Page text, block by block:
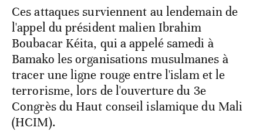
Ces attaques surviennent au lendemain de
l'appel du président malien Ibrahim
Boubacar Kéita, qui a appelé samedi à
Bamako les organisations musulmanes à
tracer une ligne rouge entre l'islam et le
terrorisme, lors de l'ouverture du 3e
Congrès du Haut conseil islamique du Mali
(HCIM).